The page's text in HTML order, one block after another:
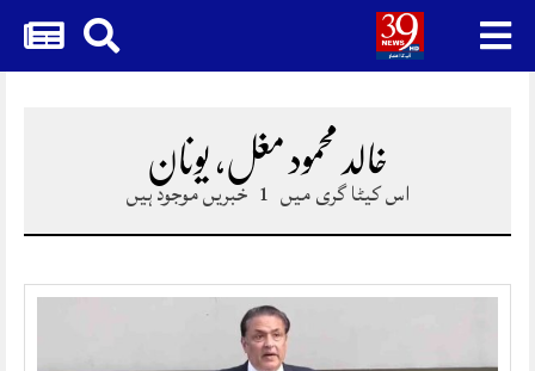
Skip
خالد محمود مغل، یونان
اس کیٹا گری میں 1 خبریں موجود ہیں